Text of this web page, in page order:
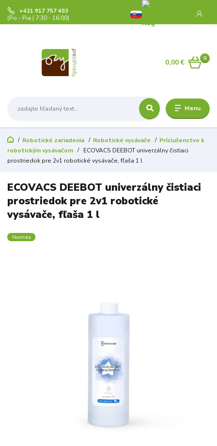
Menu
+421 917 757 403
(Po - Pia | 7:30 - 16:00)
0
0,00 €
Robotické zariadenia Robotické vysávače
Príslušenstvo k
robotickým vysávačom
ECOVACS DEEBOT univerzálny čistiaci
prostriedok pre 2v1 robotické vysávače, fľaša 1 l
ECOVACS DEEBOT univerzálny čistiaci
prostriedok pre 2v1 robotické
vysávače, fľaša 1 l
Novinka